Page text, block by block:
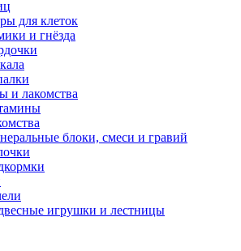
для клеток
и гнёзда
и лакомства
блоки, смеси и гравий
игрушки и лестницы